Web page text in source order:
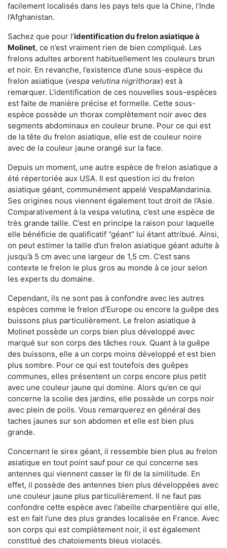
facilement localisés dans les pays tels que la Chine, l’Inde
l’Afghanistan.
Sachez que pour l’identification du frelon asiatiqueà
Molinet, ce n’est vraiment rien de bien compliqué. Les
frelons adultes arborent habituellement les couleurs brun
et noir. En revanche, l’existence d’une sous-espèce du
frelon asiatique (vespa velutina nigrithorax) est à
remarquer. L’identification de ces nouvelles sous-espèces
est faite de manière précise et formelle. Cette sous-
espèce possède un thorax complètement noir avec des
segments abdominaux en couleur brune. Pour ce qui est
de la tête du frelon asiatique, elle est de couleur noire
avec de la couleur jaune orangé sur la face.
Depuis un moment, une autre espèce de frelon asiatique a
été répertoriée aux USA. Il est question ici du frelon
asiatique géant, communément appelé VespaMandarinia.
Ses origines nous viennent également tout droit de l’Asie.
Comparativement à la vespa velutina, c’est une espèce de
très grande taille. C’est en principe la raison pour laquelle
elle bénéficie de qualificatif ‘’géant’’ lui étant attribué. Ainsi,
on peut estimer la taille d’un frelon asiatique géant adulte à
jusqu’à 5 cm avec une largeur de 1,5 cm. C’est sans
contexte le frelon le plus gros au monde à ce jour selon
les experts du domaine.
Cependant, ils ne sont pas à confondre avec les autres
espèces comme le frelon d’Europe ou encore la guêpe des
buissons plus particulièrement. Le frelon asiatique à
Molinet possède un corps bien plus développé avec
marqué sur son corps des tâches roux. Quant à la guêpe
des buissons, elle a un corps moins développé et est bien
plus sombre. Pour ce qui est toutefois des guêpes
communes, elles présentent un corps encore plus petit
avec une couleur jaune qui domine. Alors qu’en ce qui
concerne la scolie des jardins, elle possède un corps noir
avec plein de poils. Vous remarquerez en général des
taches jaunes sur son abdomen et elle est bien plus
grande.
Concernant le sirex géant, il ressemble bien plus au frelon
asiatique en tout point sauf pour ce qui concerne ses
antennes qui viennent casser le fil de la similitude. En
effet, il possède des antennes bien plus développées avec
une couleur jaune plus particulièrement. Il ne faut pas
confondre cette espèce avec l’abeille charpentière qui elle,
est en fait l’une des plus grandes localisée en France. Avec
son corps qui est complètement noir, il est également
constitué des chatoiements bleus violacés.